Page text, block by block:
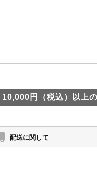
10,000円（税込）以上
配送に関して